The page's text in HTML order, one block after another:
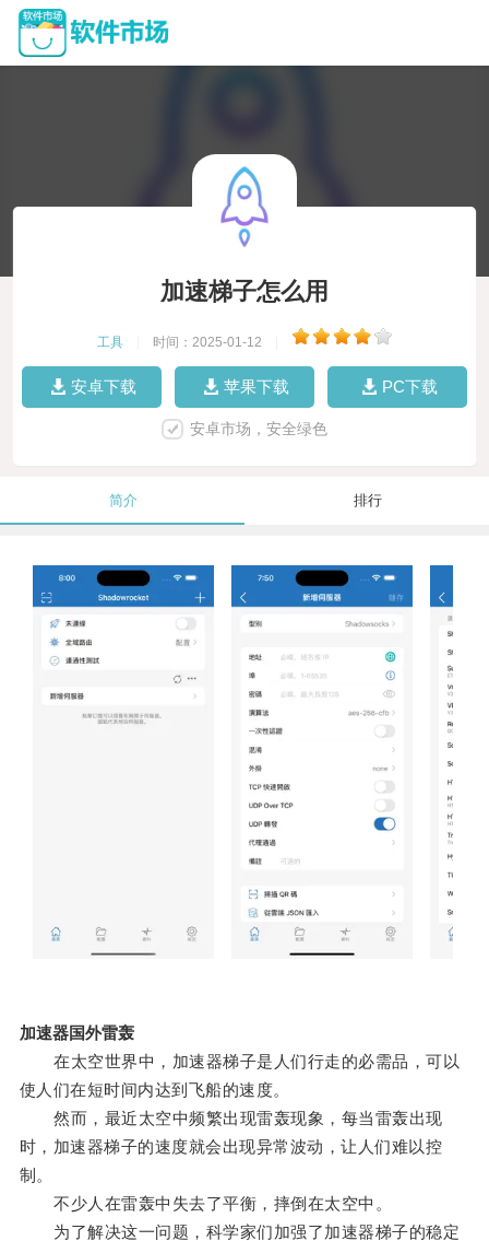
加速梯子怎么用
工具 时间：2025-01-12
安卓下载 苹果下载 PC下载
安卓市场，安全绿色
简介 排行
加速器国外雷轰
在太空世界中，加速器梯子是人们行走的必需品，可以
使人们在短时间内达到飞船的速度。
然而，最近太空中频繁出现雷轰现象，每当雷轰出现
时，加速器梯子的速度就会出现异常波动，让人们难以控
制。
不少人在雷轰中失去了平衡，摔倒在太空中。
为了解决这一问题，科学家们加强了加速器梯子的稳定